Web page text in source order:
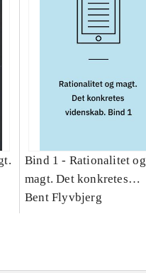
Bind 1 - Rationalitet og
magt. Det konkretes
videnskab. Bind 1
Bent Flyvbjerg